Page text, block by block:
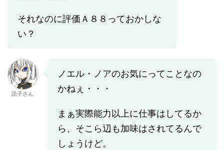
それなのに評価Ａ８８っておかしな
い？
読子さん
ノエル・ノアのお気にってことなの
かねぇ・・・
まぁ実際能力以上に仕事はしてるか
ら、そこら辺も加味はされてるんで
しょうけど。